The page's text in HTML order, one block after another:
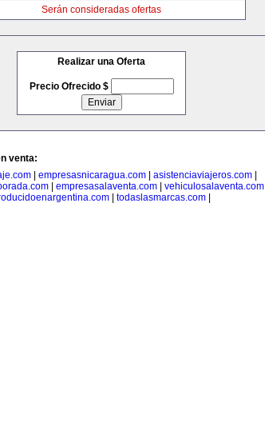
Serán consideradas ofertas
Realizar una Oferta
Precio Ofrecido $
venta:
| empresasnicaragua.com| asistenciaviajeros.com|
empresasalaventa.com vehiculosalaventa.com
todaslasmarcas.com